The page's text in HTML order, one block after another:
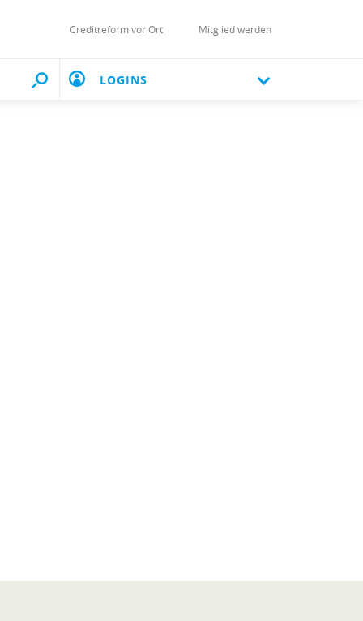
Creditreform vor Ort Mitglied werden
LOGINS